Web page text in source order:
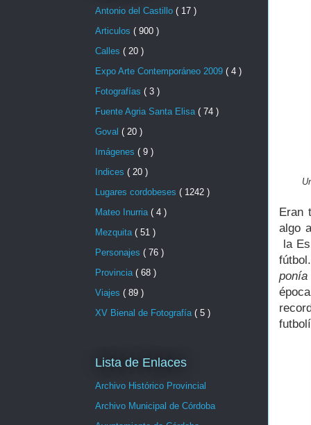
Eran
algo
la
Antonio del Castillo ( 17 )
Articulos ( 900 )
Calles ( 20 )
Expo Arte Contemporáneo 2009 ( 4 )
Fotografías ( 3 )
Fuente Agria Santa Elisa ( 74 )
Goval ( 20 )
Imágenes ( 9 )
Indices ( 20 )
Lugares cordobeses ( 1242 )
Mateo Inurria ( 4 )
Mezquita ( 51 )
Personajes ( 76 )
Provincia ( 68 )
Viajes ( 89 )
XV Bienal de Fotografía ( 5 )
Lista de Enlaces
Archivo Histórico Provincial
Archivo Municipal de Córdoba